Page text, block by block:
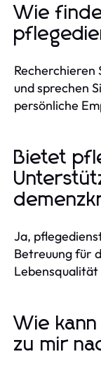
Wie
Recherchieren
und sprechen
persönliche
Bietet
Ja,
Betreuung für
Lebensqualität
Wie
zu mir